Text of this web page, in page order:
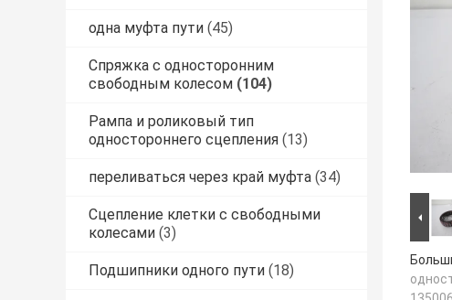
одна муфта пути (45)
Спряжка с односторонним
свободным колесом (104)
Рампа и роликовый тип
одностороннего сцепления (13)
переливаться через край муфта (34)
Сцепление клетки с свободными
колесами (3)
Подшипники одного пути (18)